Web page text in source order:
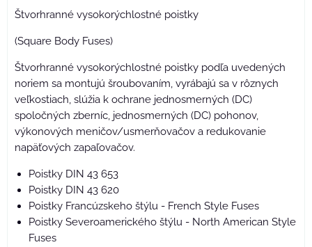
Štvorhranné vysokorýchlostné poistky
(Square Body Fuses)
Štvorhranné vysokorýchlostné poistky podľa uvedených
noriem sa montujú šroubovaním, vyrábajú sa v rôznych
veľkostiach, slúžia k ochrane jednosmerných (DC)
spoločných zberníc, jednosmerných (DC) pohonov,
výkonových meničov/usmerňovačov a redukovanie
napäťových zapaľovačov.
Poistky DIN 43 653
Poistky DIN 43 620
Poistky Francúzskeho štýlu - French Style Fuses
Poistky Severoamerického štýlu - North American Style
Fuses